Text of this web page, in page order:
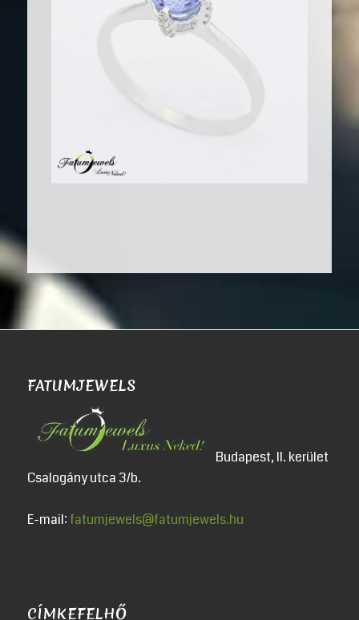
FATUMJEWELS
Budapest, II. kerület
Csalogány utca 3/b.
E-mail: fatumjewels@fatumjewels.hu
CÍMKEFELHŐ